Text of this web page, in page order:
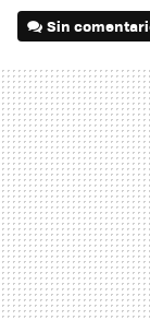
Sin